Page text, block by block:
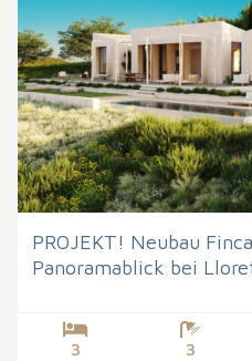
PROJEKT! Neubau
Panoramablick bei
3 3